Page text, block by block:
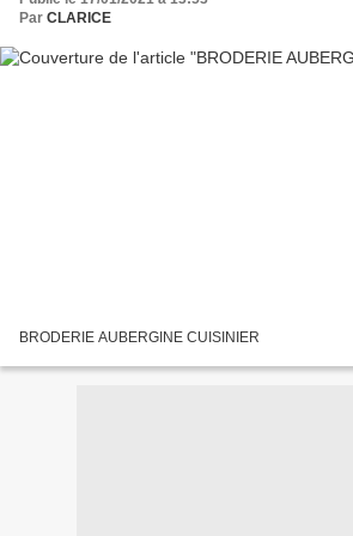
Par CLARICE
BRODERIE AUBERGINE CUISINIER